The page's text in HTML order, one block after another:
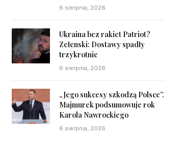
6 sierpnia, 2026
Ukraina bez rakiet Patriot?
Zełenski: Dostawy spadły
trzykrotnie
6 sierpnia, 2026
„Jego sukcesy szkodzą Polsce”.
Majmurek podsumowuje rok
Karola Nawrockiego
6 sierpnia, 2026